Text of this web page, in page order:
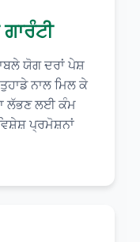
ਯੋਗ ਦਰਾਂ ਪੇਸ਼
ਨਾਲ ਮਿਲ ਕੇ
ਲੱਭਣ ਲਈ ਕੰਮ
ਪ੍ਰਮੋਸ਼ਨਾਂ